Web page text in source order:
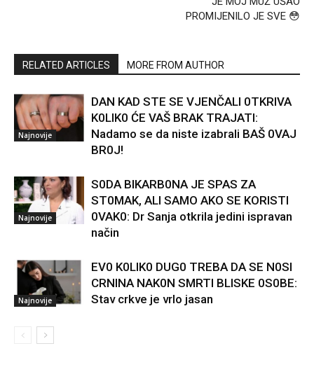
PROMIJENILO JE SVE 😳
RELATED ARTICLES MORE FROM AUTHOR
Najnovije
DAN KAD STE SE VJENČALI 0TKRIVA
K0LIK0 ĆE VAŠ BRAK TRAJATI:
Nadamo se da niste izabrali BAŠ 0VAJ
BR0J!
Najnovije
S0DA BIKARB0NA JE SPAS ZA
ST0MAK, ALI SAMO AKO SE KORISTI
0VAK0: Dr Sanja otkrila jedini ispravan
način
Najnovije
EV0 K0LIK0 DUG0 TREBA DA SE N0SI
CRNINA NAK0N SMRTI BLISKE 0S0BE:
Stav crkve je vrlo jasan